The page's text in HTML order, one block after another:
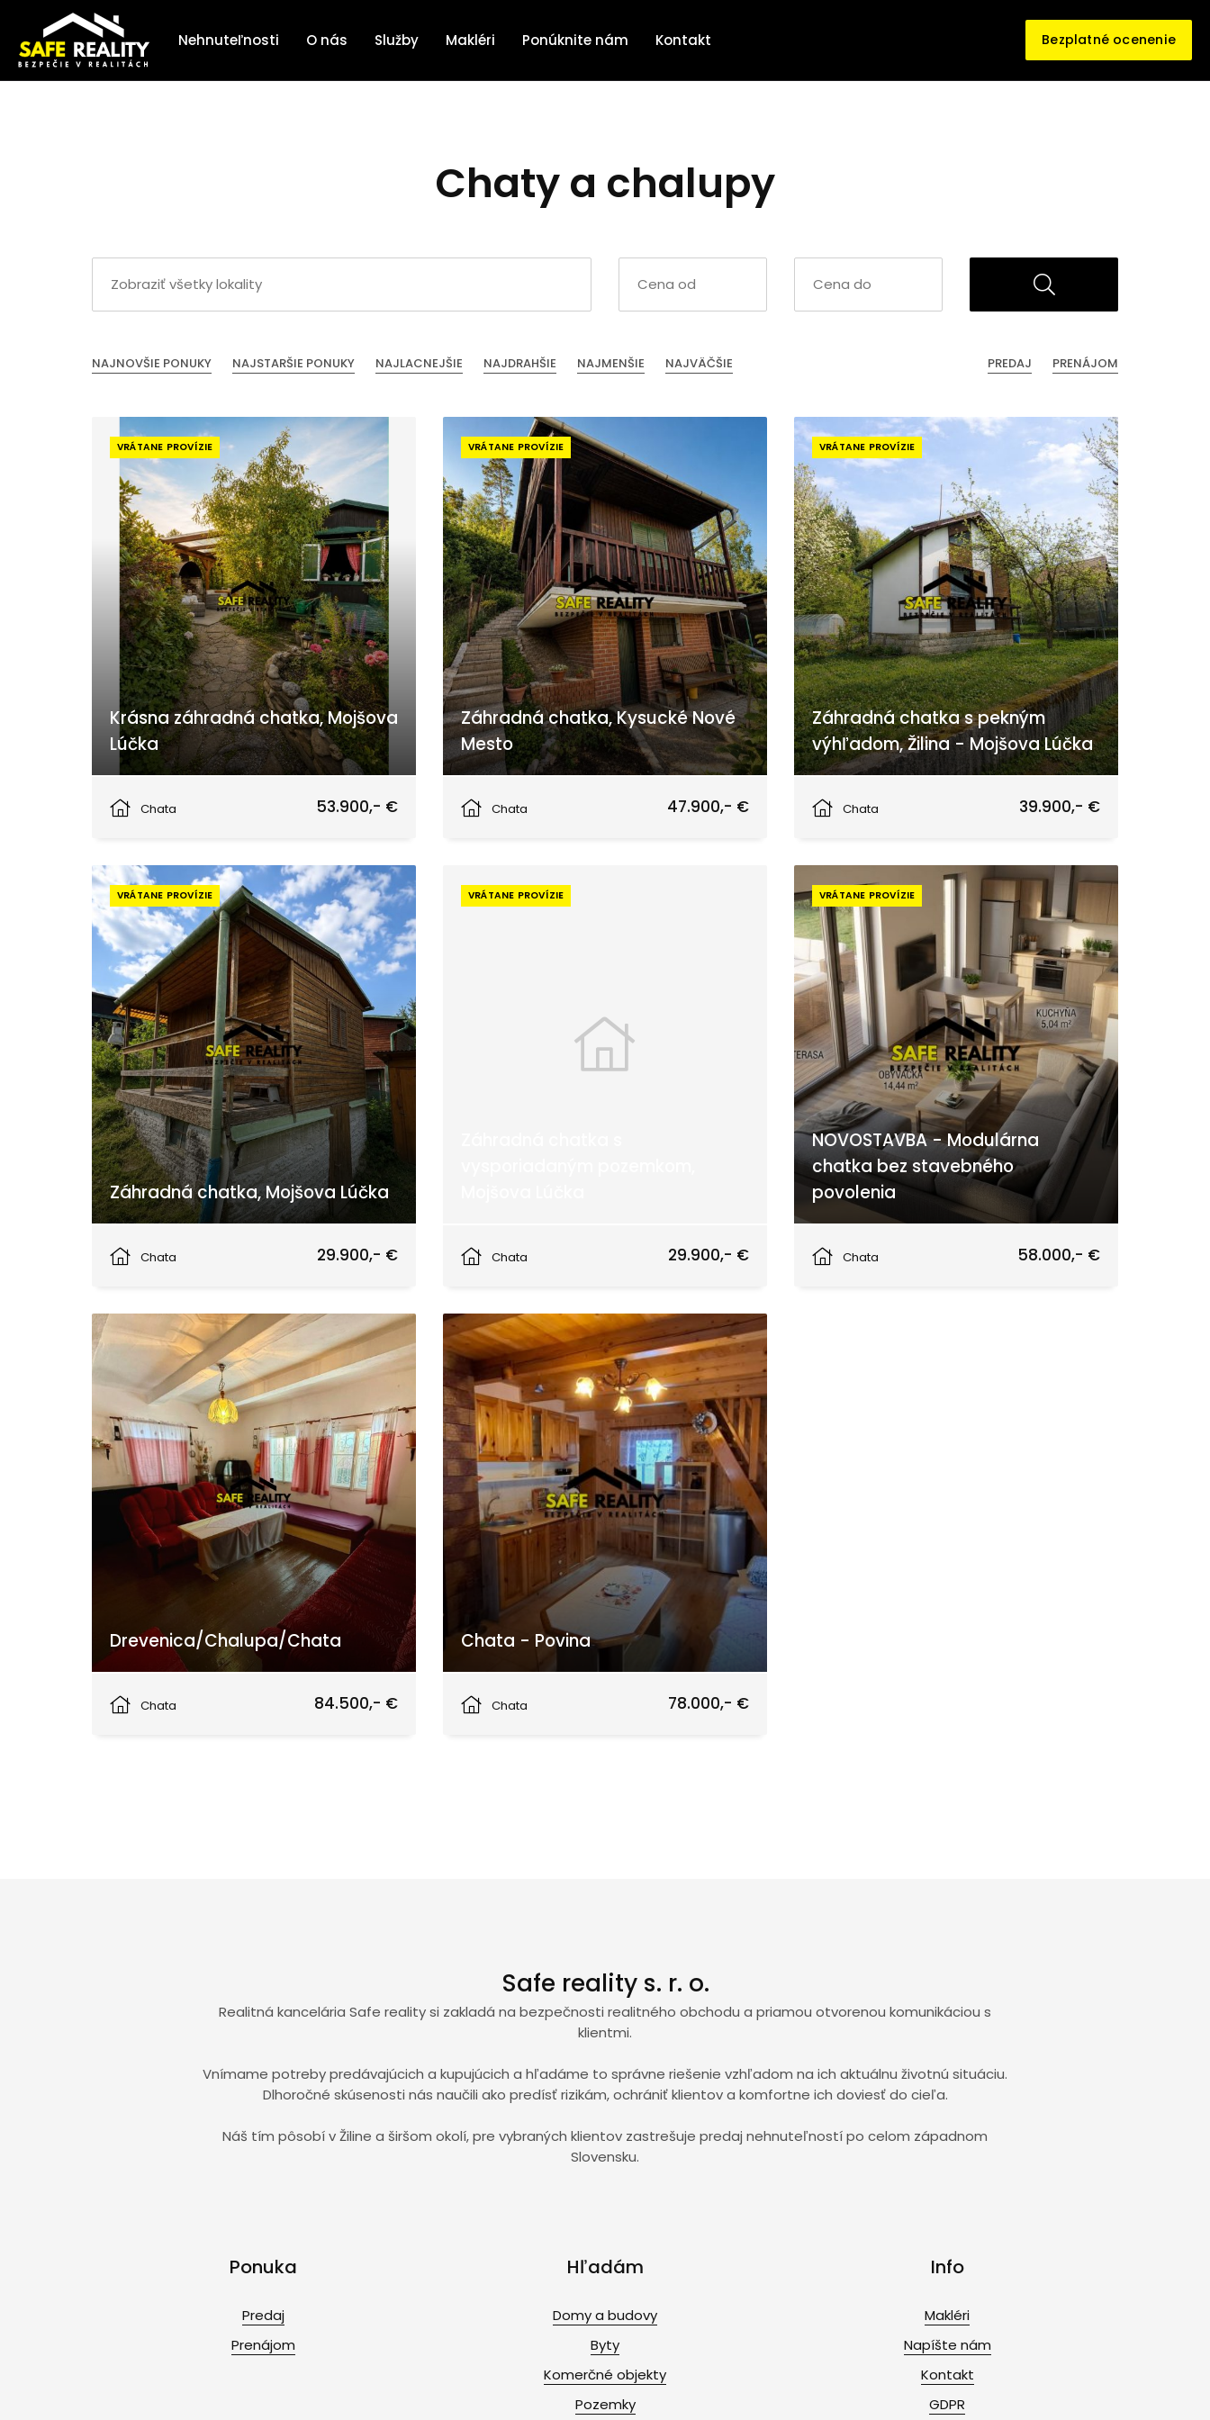
Nehnuteľnosti O nás Služby Makléri Ponúknite nám Kontakt Bezplatné ocenenie
Chaty a chalupy
NAJNOVŠIE PONUKY NAJSTARŠIE PONUKY NAJLACNEJŠIE NAJDRAHŠIE NAJMENŠIE NAJVÄČŠIE PREDAJ PRENÁJOM
VRÁTANE PROVÍZIE
Krásna záhradná chatka, Mojšova
Lúčka
Chata
53.900,- €
VRÁTANE PROVÍZIE
Záhradná chatka, Kysucké Nové
Mesto
Chata
47.900,- €
VRÁTANE PROVÍZIE
Záhradná chatka s pekným
výhľadom, Žilina - Mojšova Lúčka
Chata
39.900,- €
VRÁTANE PROVÍZIE
Záhradná chatka, Mojšova Lúčka
Chata
29.900,- €
VRÁTANE PROVÍZIE
Chata
29.900,- €
VRÁTANE PROVÍZIE
NOVOSTAVBA - Modulárna
chatka bez stavebného
povolenia
Chata
58.000,- €
Drevenica/Chalupa/Chata
Chata
84.500,- €
Chata - Povina
Chata
78.000,- €
Safe reality s. r. o.
Realitná kancelária Safe reality si zakladá na bezpečnosti realitného obchodu a priamou otvorenou komunikáciou s
klientmi.
Vnímame potreby predávajúcich a kupujúcich a hľadáme to správne riešenie vzhľadom na ich aktuálnu životnú situáciu.
Dlhoročné skúsenosti nás naučili ako predísť rizikám, ochrániť klientov a komfortne ich doviesť do cieľa.
Náš tím pôsobí v Žiline a širšom okolí, pre vybraných klientov zastrešuje predaj nehnuteľností po celom západnom
Slovensku.
Ponuka
Predaj
Prenájom
Hľadám
Domy a budovy
Byty
Komerčné objekty
Pozemky
Info
Makléri
Napíšte nám
Kontakt
GDPR